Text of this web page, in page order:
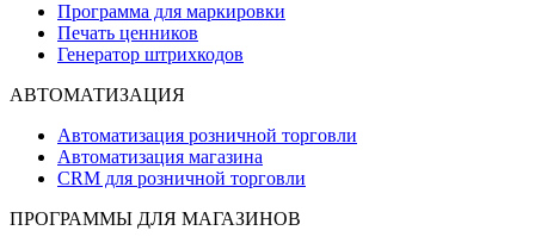
Программа для маркировки
Печать ценников
Генератор штрихкодов
АВТОМАТИЗАЦИЯ
Автоматизация розничной торговли
Автоматизация магазина
CRM для розничной торговли
ПРОГРАММЫ ДЛЯ МАГАЗИНОВ